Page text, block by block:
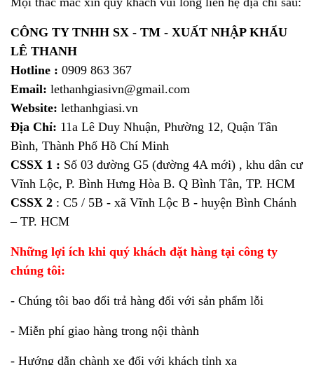
CÔNG TY TNHH SX - TM - XUẤT NHẬP KHẨU
LÊ THANH
Hotline : 0909 863 367
Email: lethanhgiasivn@gmail.com
Website: lethanhgiasi.vn
Địa Chỉ: 11a Lê Duy Nhuận, Phường 12, Quận Tân
Bình, Thành Phố Hồ Chí Minh
CSSX 1 : Số 03 đường G5 (đường 4A mới) , khu dân cư
Vĩnh Lộc, P. Bình Hưng Hòa B. Q Bình Tân, TP. HCM
CSSX 2 : C5 / 5B - xã Vĩnh Lộc B - huyện Bình Chánh
– TP. HCM
Những lợi ích khi quý khách đặt hàng tại công ty
chúng tôi:
- Chúng tôi bao đổi trả hàng đối với sản phẩm lỗi
- Miễn phí giao hàng trong nội thành
- Hướng dẫn chành xe đối với khách tỉnh xa